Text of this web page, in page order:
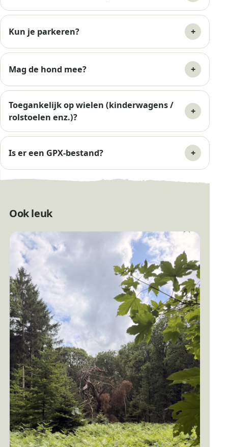
Kun je parkeren?
Mag de hond mee?
Toegankelijk op wielen (kinderwagens /
rolstoelen enz.)?
Is er een GPX-bestand?
Ook leuk